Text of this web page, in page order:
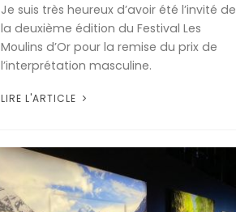
Je suis très heureux d’avoir été l’invité de
la deuxième édition du Festival Les
Moulins d’Or pour la remise du prix de
l’interprétation masculine.
LIRE L'ARTICLE